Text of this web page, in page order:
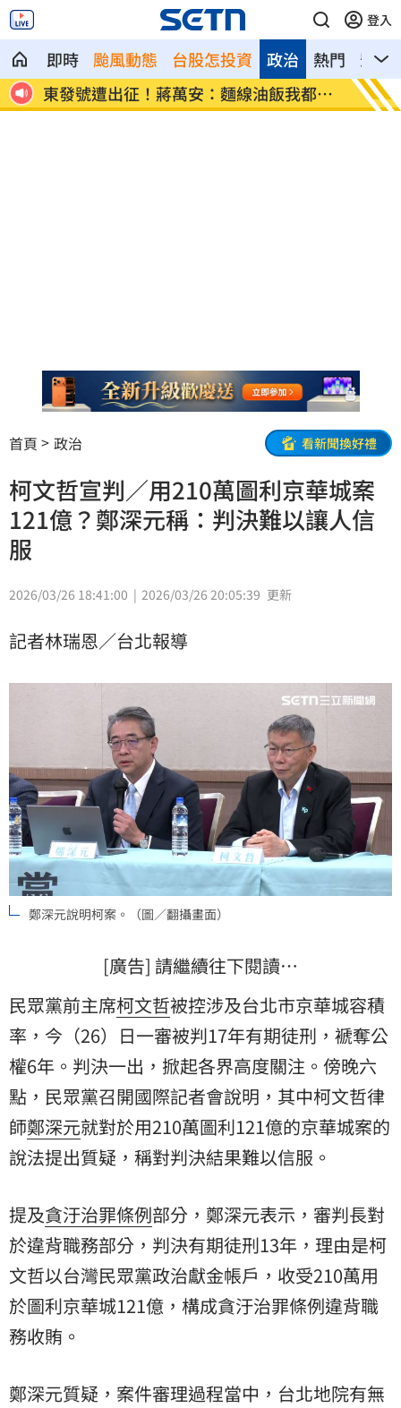
登入
即時 颱風動態 台股怎投資 熱門 影音
政治
喜
傳陸客在港投保收益需繳稅 保險股衝擊
4%
首頁 政治 看新聞換好禮
柯文哲宣判／用210萬圖利京華城案
121億？鄭深元稱：判決難以讓人信
服
2026/03/26 18:41:00 2026/03/26 20:05:39 更新
記者林瑞恩／台北報導
鄭深元說明柯案。（圖／翻攝畫面）
[廣告] 請繼續往下閱讀…
民眾黨前主席柯文哲被控涉及台北市京華城容積
率，今（26）日一審被判17年有期徒刑，褫奪公
權6年。判決一出，掀起各界高度關注。傍晚六
點，民眾黨召開國際記者會說明，其中柯文哲律
師鄭深元就對於用210萬圖利121億的京華城案的
說法提出質疑，稱對判決結果難以信服。
提及貪汙治罪條例部分，鄭深元表示，審判長對
於違背職務部分，判決有期徒刑13年，理由是柯
文哲以台灣民眾黨政治獻金帳戶，收受210萬用
於圖利京華城121億，構成貪汙治罪條例違背職
務收賄。
鄭深元質疑，案件審理過程當中，台北地院有無